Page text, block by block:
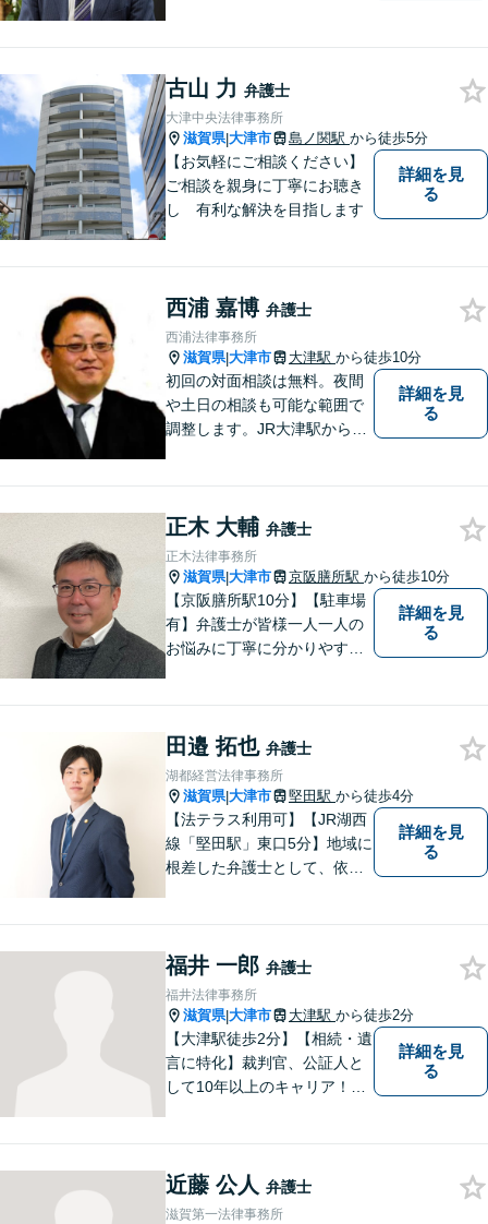
古山 力 弁護士
大津中央法律事務所
滋賀県|大津市 島ノ関駅 から徒歩5分
【お気軽にご相談ください】
ご相談を親身に丁寧にお聴き
し 有利な解決を目指します
詳細を見
る
西浦 嘉博 弁護士
西浦法律事務所
滋賀県|大津市 大津駅 から徒歩10分
初回の対面相談は無料。夜間
や土日の相談も可能な範囲で
調整します。JR大津駅から徒
位 弁護士ドットコムランキ
ング（2024年7月-2026年7月
現在）】
詳細を見
る
正木 大輔 弁護士
正木法律事務所
滋賀県|大津市 京阪膳所駅 から徒歩10分
【京阪膳所駅10分】【駐車場
有】弁護士が皆様一人一人の
お悩みに丁寧に分かりやすく
進できることがございます。
どうぞ当事務所にご相談くだ
さい。
詳細を見
る
田邉 拓也 弁護士
湖都経営法律事務所
滋賀県|大津市 堅田駅 から徒歩4分
【法テラス利用可】【JR湖西
線「堅田駅」東口5分】地域に
根差した弁護士として、依頼
ます。弁護士に依頼するのは
敷居が高いとお考えの方も、
まずは一度ご相談ください。
詳細を見
る
福井 一郎 弁護士
福井法律事務所
滋賀県|大津市 大津駅 から徒歩2分
【大津駅徒歩2分】【相続・遺
言に特化】裁判官、公証人と
して10年以上のキャリア！親
抱えるお気持ちやご希望をぜ
ひお聞かせください！
詳細を見
る
近藤 公人 弁護士
滋賀第一法律事務所